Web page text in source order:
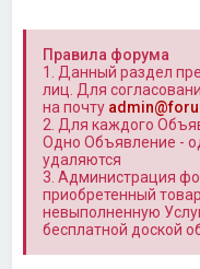
Правила форума
1. Данный раздел
лиц. Для
на почту
2. Для каждого
Одно Объявление -
удаляются
3. Администрация
приобретенный
невыполненную
бесплатной доской